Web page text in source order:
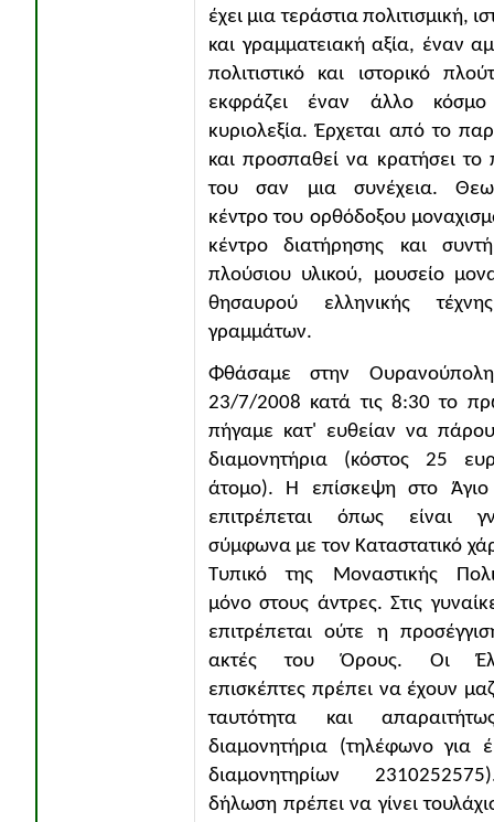
έχει μια τεράστια πολιτισμική,
και γραμματειακή αξία, έναν
πολιτιστικό και ιστορικό
εκφράζει έναν άλλο
κυριολεξία. Έρχεται από το
και προσπαθεί να κρατήσει το
του σαν μια συνέχεια.
κέντρο του ορθόδοξου
κέντρο διατήρησης και
πλούσιου υλικού, μουσείο
θησαυρού ελληνικής
γραμμάτων.
Φθάσαμε στην
23/7/2008 κατά τις 8:30 το
πήγαμε κατ' ευθείαν να
διαμονητήρια (κόστος 25
άτομο). Η επίσκεψη στο
επιτρέπεται όπως είναι
σύμφωνα με τον Καταστατικό
Τυπικό της Μοναστικής
μόνο στους άντρες. Στις
επιτρέπεται ούτε η
ακτές του Όρους. Οι
επισκέπτες πρέπει να έχουν
ταυτότητα και
διαμονητήρια (τηλέφωνο για
διαμονητηρίων
δήλωση πρέπει να γίνει